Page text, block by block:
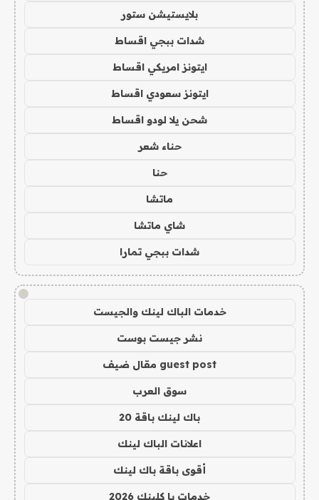
بلايستيشن ستور
شدات ببجي اقساط
ايتونز امريكي اقساط
ايتونز سعودي اقساط
شحن يلا لودو اقساط
حناء شعر
حنا
ماتشا
شاي ماتشا
شدات ببجي تمارا
!
خدمات الباك لينك والجيست
نشر جيست بوست
guest post مقال ضيف
سوق العرب
باك لينك باقة 20
اعلانات الباك لينك
أقوى باقة باك لينك
خدمات با كلينك 2026